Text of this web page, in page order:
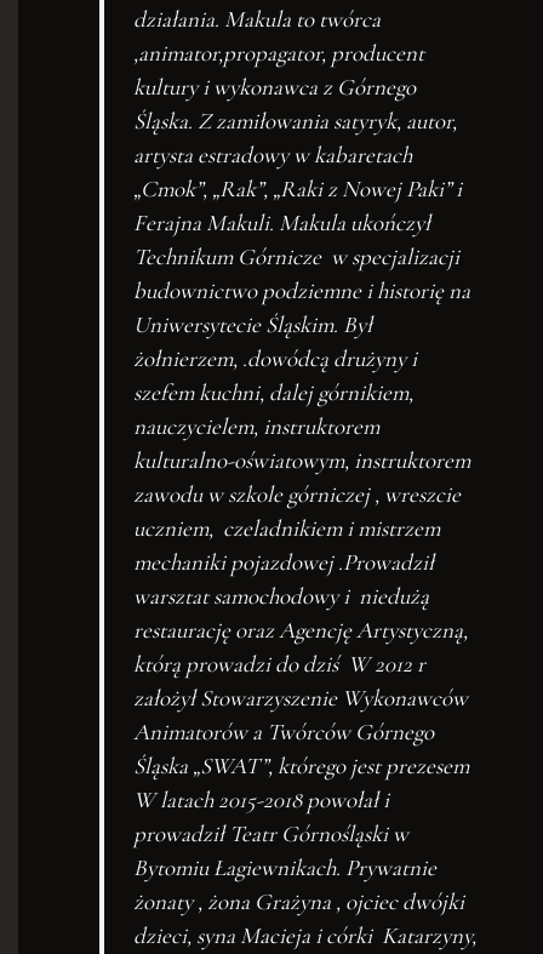
działania. Makula to twórca
,animator,propagator, producent
kultury i wykonawca z Górnego
Śląska. Z zamiłowania satyryk, autor,
artysta estradowy w kabaretach
„Cmok”, „Rak”, „Raki z Nowej Paki” i
Ferajna Makuli. Makula ukończył
Technikum Górnicze w specjalizacji
budownictwo podziemne i historię na
Uniwersytecie Śląskim. Był
żołnierzem, .dowódcą drużyny i
szefem kuchni, dalej górnikiem,
nauczycielem, instruktorem
kulturalno-oświatowym, instruktorem
zawodu w szkole górniczej , wreszcie
uczniem, czeladnikiem i mistrzem
mechaniki pojazdowej .Prowadził
warsztat samochodowy i niedużą
restaurację oraz Agencję Artystyczną,
którą prowadzi do dziś W 2012 r
założył Stowarzyszenie Wykonawców
Animatorów a Twórców Górnego
Śląska „SWAT”, którego jest prezesem
W latach 2015-2018 powołał i
prowadził Teatr Górnośląski w
Bytomiu Łagiewnikach. Prywatnie
żonaty , żona Grażyna , ojciec dwójki
dzieci, syna Macieja i córki Katarzyny,